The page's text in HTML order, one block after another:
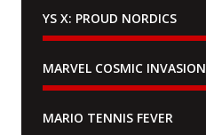
YS X: PROUD NORDICS
MARVEL COSMIC INVASION
MARIO TENNIS FEVER